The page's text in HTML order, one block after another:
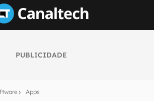
PUBLICIDADE
Apps
sobre tecnologia em primeira